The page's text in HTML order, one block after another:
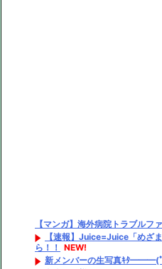
【マンガ】海外病院トラブルフ
【速報】Juice=Juice「めざ
ら！！
NEW!
新メンバーの生写真ｷﾀ